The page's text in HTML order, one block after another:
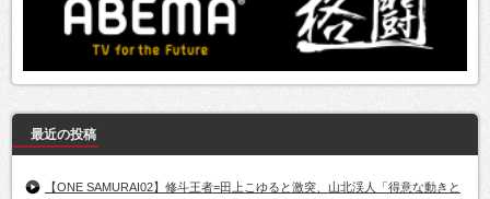
最近の投稿
【ONE SAMURAI02】修斗王者=田上こゆると激突、山北渓人「得意な動きと